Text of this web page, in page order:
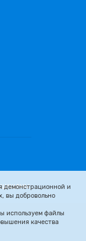
демонстрационной и
вы добровольно
используем файлы
качества